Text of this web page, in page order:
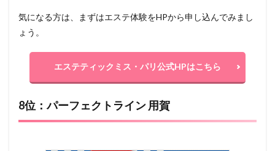
気になる方は、まずはエステ体験をHPから申し込んでみまし
ょう。
エステティックミス・パリ公式HPはこちら
8位：パーフェクトライン 用賀